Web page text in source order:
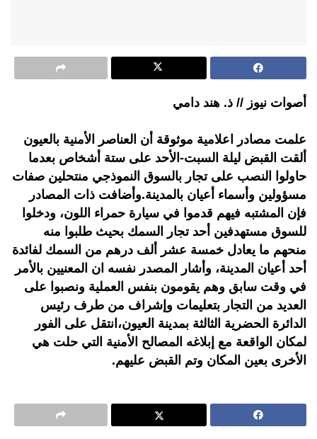
أصوات نيوز // ذ. هند دامي
علمت مصادر اعلامية موثوقة أن العناصر الأمنية بالعيون
ألقت القبض ليلة السبت-الأحد على ستة أشخاص بعدما
حاولوا النصب على تجار بالسوق النموذجي منتحلين صفات
مسؤولين وأسماء أعيان بالمدينة.وأضافت ذات المصادر
فإن المشتبه فيهم قدموا في سيارة حمراء اللون، ودخلوا
للسوق مستهدفين أحد تجار السمك بحيث طلبوا منه
منحهم ما يعادل خمسة عشر ألف درهم من السمك لفائدة
أحد أعيان المدينة، وأشار المصدر نفسه ان المعنيين بالأمر
في وقت سابق وهم يقومون بنفس العملية ونصبوا على
العديد من التجار بتعليمات وإشراف من طرف رئيس
الدائرة الحضرية الثالثة بمدينة العيون،انتقل على الفور
لمكان الواقعة مع إبلاغه المصالح الأمنية التي حلت هي
الأخرى بعين المكان وتم القبض عليهم.